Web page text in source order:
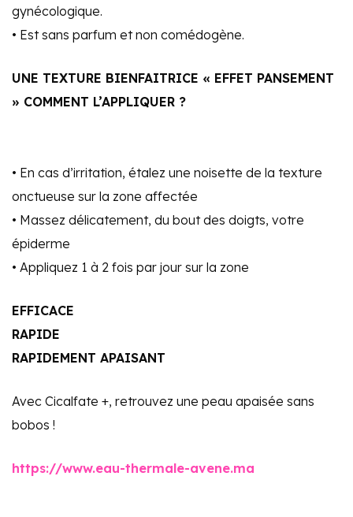
gynécologique.
• Est sans parfum et non comédogène.
UNE TEXTURE BIENFAITRICE « EFFET PANSEMENT
» COMMENT L’APPLIQUER ?
• En cas d’irritation, étalez une noisette de la texture
onctueuse sur la zone affectée
• Massez délicatement, du bout des doigts, votre
épiderme
• Appliquez 1 à 2 fois par jour sur la zone
EFFICACE
RAPIDE
RAPIDEMENT APAISANT
Avec Cicalfate +, retrouvez une peau apaisée sans
bobos !
https://www.eau-thermale-avene.ma